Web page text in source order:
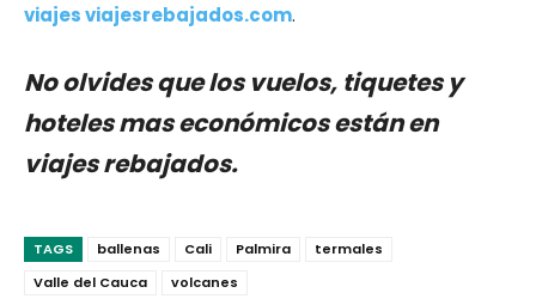
viajes viajesrebajados.com.
No olvides que los vuelos, tiquetes y
hoteles mas económicos están en
viajes rebajados.
TAGS ballenas Cali Palmira
termales
Valle del Cauca
volcanes